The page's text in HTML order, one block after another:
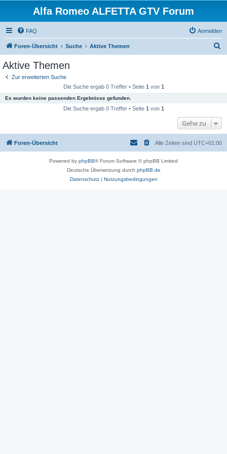
Alfa Romeo ALFETTA GTV Forum
FAQ Anmelden
Foren-Übersicht Suche Aktive Themen
Aktive Themen
Zur erweiterten Suche
Die Suche ergab 0 Treffer • Seite 1 von 1
Es wurden keine passenden Ergebnisse gefunden.
Die Suche ergab 0 Treffer • Seite 1 von 1
Gehe zu
Foren-Übersicht Alle Zeiten sind UTC+01:00
Powered by phpBB® Forum Software © phpBB Limited
Deutsche Übersetzung durch phpBB.de
Datenschutz| Nutzungsbedingungen